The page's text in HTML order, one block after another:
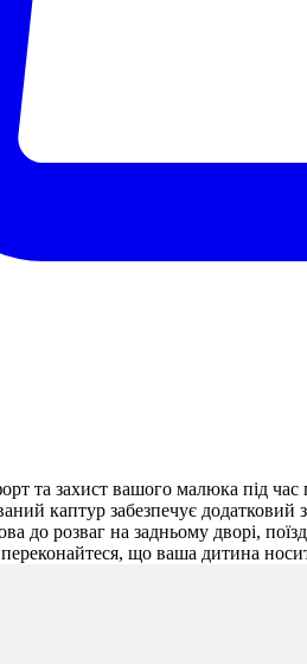
та захист вашого малюка під
каптур забезпечує
до розваг на задньому дворі,
що ваша дитина